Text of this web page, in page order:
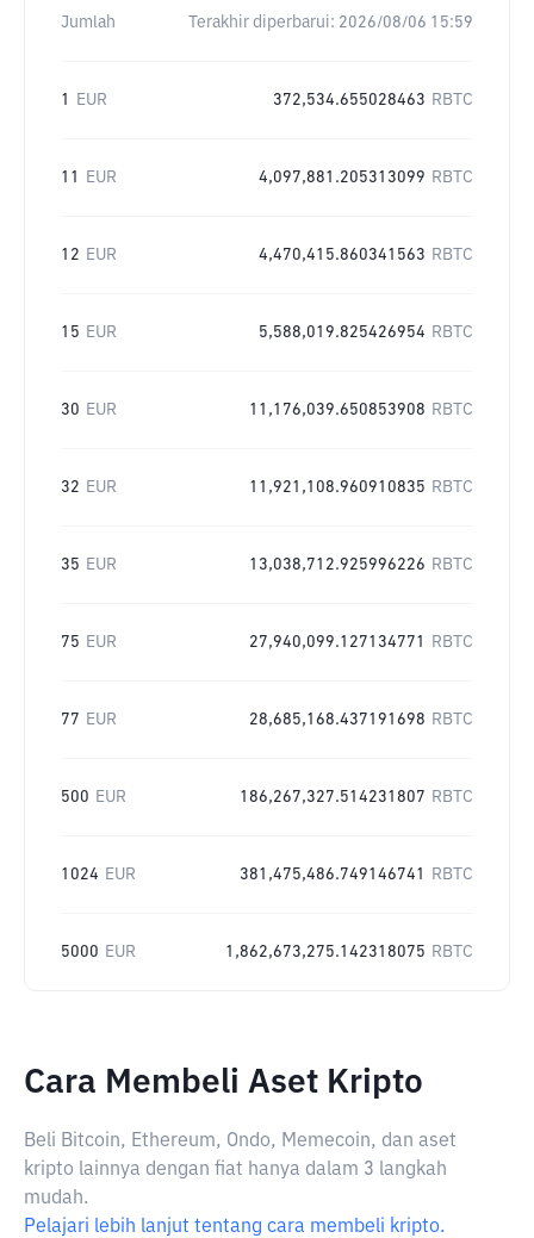
Jumlah Terakhir diperbarui: 2026/08/06 15:59
1 EUR 372,534.655028463 RBTC
11 EUR 4,097,881.205313099 RBTC
12 EUR 4,470,415.860341563 RBTC
15 EUR 5,588,019.825426954 RBTC
30 EUR 11,176,039.650853908 RBTC
32 EUR 11,921,108.960910835 RBTC
35 EUR 13,038,712.925996226 RBTC
75 EUR 27,940,099.127134771 RBTC
77 EUR 28,685,168.437191698 RBTC
500 EUR 186,267,327.514231807 RBTC
1024 EUR 381,475,486.749146741 RBTC
5000 EUR 1,862,673,275.142318075 RBTC
Cara Membeli Aset Kripto
Beli Bitcoin, Ethereum, Ondo, Memecoin, dan aset
kripto lainnya dengan fiat hanya dalam 3 langkah
mudah.
Pelajari lebih lanjut tentang cara membeli kripto.